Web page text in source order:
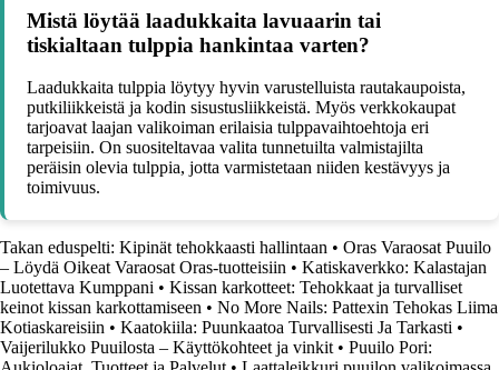
Mistä löytää laadukkaita lavuaarin tai
tiskialtaan tulppia hankintaa varten?
Laadukkaita tulppia löytyy hyvin varustelluista rautakaupoista,
putkiliikkeistä ja kodin sisustusliikkeistä. Myös verkkokaupat
tarjoavat laajan valikoiman erilaisia tulppavaihtoehtoja eri
tarpeisiin. On suositeltavaa valita tunnetuilta valmistajilta
peräisin olevia tulppia, jotta varmistetaan niiden kestävyys ja
toimivuus.
Takan eduspelti: Kipinät tehokkaasti hallintaan • Oras Varaosat Puuilo
– Löydä Oikeat Varaosat Oras-tuotteisiin • Katiskaverkko: Kalastajan
Luotettava Kumppani • Kissan karkotteet: Tehokkaat ja turvalliset
keinot kissan karkottamiseen • No More Nails: Pattexin Tehokas Liima
Kotiaskareisiin • Kaatokiila: Puunkaatoa Turvallisesti Ja Tarkasti •
Vaijerilukko Puuilosta – Käyttökohteet ja vinkit • Puuilo Pori: